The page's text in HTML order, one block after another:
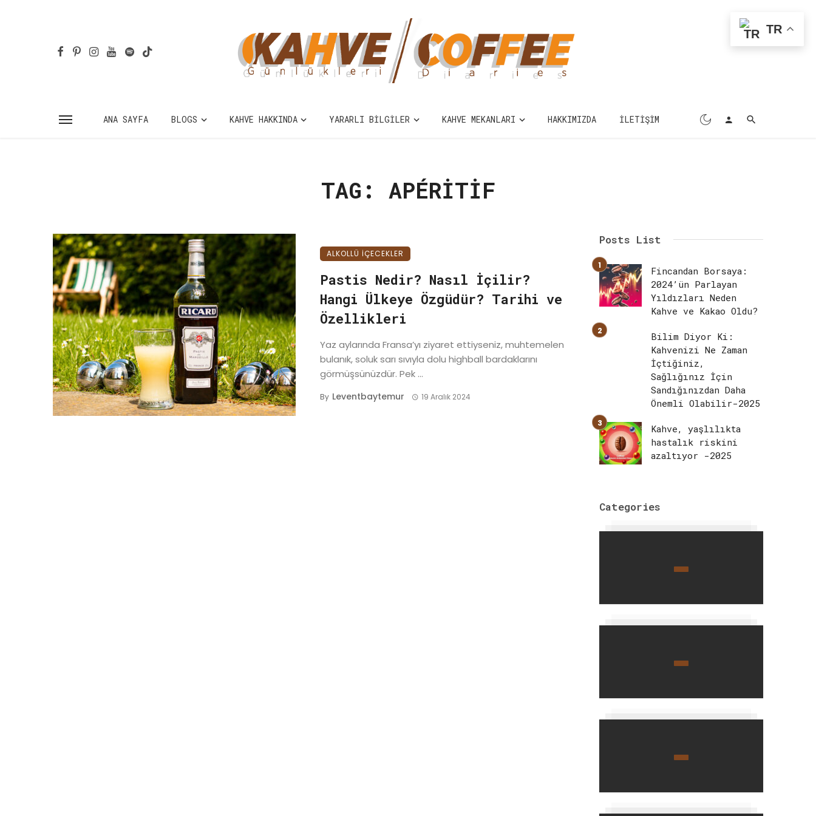
ANA SAYFA BLOGS KAHVE HAKKINDA YARARLI BILGILER KAHVE MEKANLARI HAKKIMIZDA İLETIŞIM
TAG: APÉRITIF
ALKOLLÜ IÇECEKLER
Pastis Nedir? Nasıl İçilir?
Hangi Ülkeye Özgüdür? Tarihi ve
Özellikleri
Yaz aylarında Fransa’yı ziyaret ettiyseniz, muhtemelen
bulanık, soluk sarı sıvıyla dolu highball bardaklarını
görmüşsünüzdür. Pek ...
By Leventbaytemur 19 Aralık 2024
Posts List
Fincandan Borsaya:
2024’ün Parlayan
Yıldızları Neden
Kahve ve Kakao Oldu?
Bilim Diyor Ki:
Kahvenizi Ne Zaman
İçtiğiniz,
Sağlığınız İçin
Sandığınızdan Daha
Önemli Olabilir-2025
Kahve, yaşlılıkta
hastalık riskini
azaltıyor -2025
Categories
TR